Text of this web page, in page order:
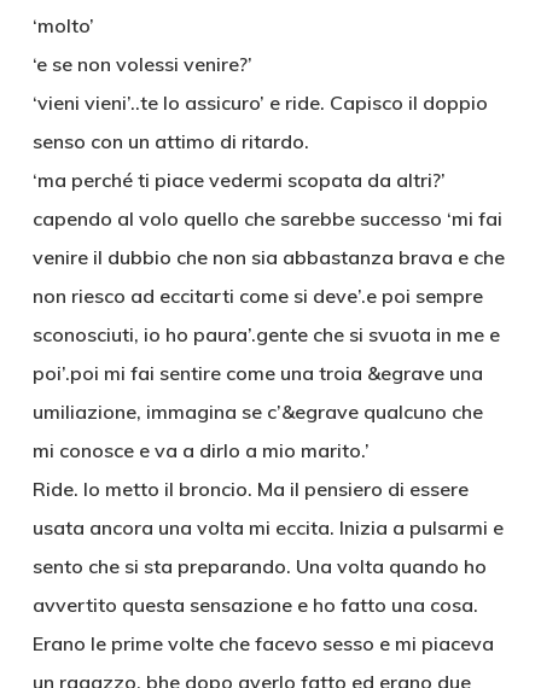
‘molto’
‘e se non volessi venire?’
‘vieni vieni’..te lo assicuro’ e ride. Capisco il doppio
senso con un attimo di ritardo.
‘ma perché ti piace vedermi scopata da altri?’
capendo al volo quello che sarebbe successo ‘mi fai
venire il dubbio che non sia abbastanza brava e che
non riesco ad eccitarti come si deve’.e poi sempre
sconosciuti, io ho paura’.gente che si svuota in me e
poi’.poi mi fai sentire come una troia &egrave una
umiliazione, immagina se c’&egrave qualcuno che
mi conosce e va a dirlo a mio marito.’
Ride. Io metto il broncio. Ma il pensiero di essere
usata ancora una volta mi eccita. Inizia a pulsarmi e
sento che si sta preparando. Una volta quando ho
avvertito questa sensazione e ho fatto una cosa.
Erano le prime volte che facevo sesso e mi piaceva
un ragazzo, bhe dopo averlo fatto ed erano due